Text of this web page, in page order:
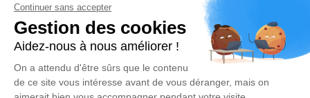
laisser vos condoléances, partager des photos
souvenirs, une anecdote ou exprimer vos pensées
à travers des poèmes ou des textes. Cet endroit
est un lieu d'expression dédié à honorer la
mémoire d’Emilienne MACAIGNE.